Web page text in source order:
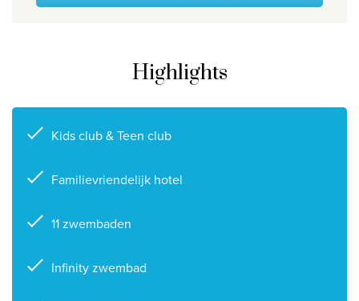
Nuttige links
Highlights
Kids club & Teen club
Familievriendelijk hotel
11 zwembaden
Infinity zwembad